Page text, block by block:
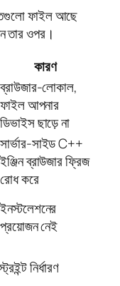
ফাইল আছে
তার ওপর।
কারণ
ব্রাউজার-লোকাল,
ফাইল আপনার
ডিভাইস ছাড়ে না
সার্ভার-সাইড C++
ইঞ্জিন ব্রাউজার ফ্রিজ
রোধ করে
ইনস্টলেশনের
প্রয়োজন নেই
নির্ধারণ